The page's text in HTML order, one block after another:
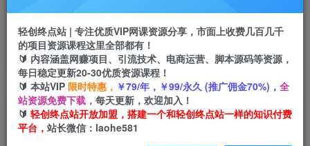
首页 创业课程 会员专属 正文
（7889期）从0进阶：AI·人工智能·辅助建筑设计/
室内/景观/规划（22节课）
轻创终点站 | 专注优质VIP网课资源分享，市面上收费几百几千
的项目资源课程这里全部都有！
🔰 内容涵盖网赚项目、引流技术、电商运营、脚本源码等资源，
每日稳定更新20-30优质资源课程！
🔰 本站VIP 限时特惠， ￥79/年，￥99/永久 (推广佣金70%)， 全
站资源免费下载， 每天更新，欢迎加入！
🔰 轻创终点站开放加盟，搭建一个和轻创终点站一样的知识付费
平台， 站长微信：laohe581